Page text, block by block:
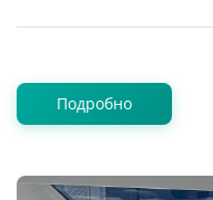
Подробно